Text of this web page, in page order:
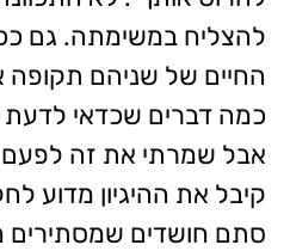
להצליח במשימתה. גם
החיים של שניהם תקופה
כמה דברים שכדאי
אבל שמרתי את זה לפעם
קיבל את ההיגיון מדוע
סתם חושדים שמסתירים